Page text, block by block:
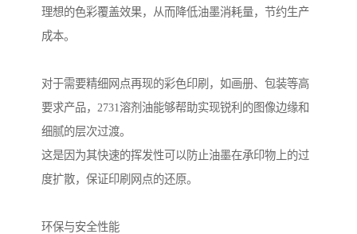
理想的色彩覆盖效果，从而降低油墨消耗量，节约生产
成本。
对于需要精细网点再现的彩色印刷，如画册、包装等高
要求产品，2731溶剂油能够帮助实现锐利的图像边缘和
细腻的层次过渡。
这是因为其快速的挥发性可以防止油墨在承印物上的过
度扩散，保证印刷网点的还原。
环保与安全性能